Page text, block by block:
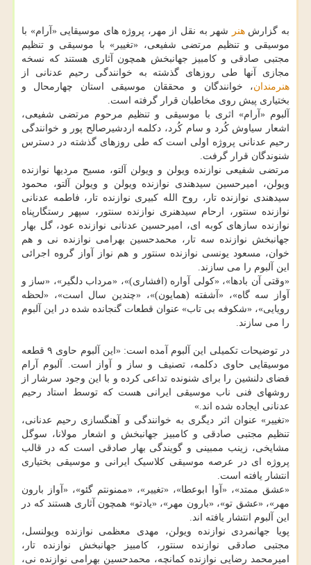
به گزارشهنر
شهر به نقل از مهر، پروژه های موسیقایی «آرام» با
موسیقی و تنظیم مرتضی شفیعی، «تغییر» با موسیقی و تنظیم
مجتبی صادقی و کامبیز جهانبخش همچون آثاری هستند که نسخه
مجازی آنها طی روزهای گذشته به خوانندگی رحیم عدنانی از
هنرمندان، خوانندگان و محققان موسیقی استان چهارمحال و
بختیاری پیش روی مخاطبان قرار گرفته است.
آلبوم «آرام» اثری با موسیقی و تنظیم مرحوم مرتضی شفیعی،
اشعار سیاوش کُرد و سام کُرد، دکلمه اردشیرصالح پور و خوانندگی
رحیم عدنانی پروژه اولی است که طی روزهای گذشته در دسترس
شنوندگان قرار گرفت.
مرتضی شفیعی نوازنده ویولن و ویولن آلتو، مسیح مردیها نوازنده
ویولن، امیرحسین سیدهندی نوازنده ویولن و ویولن آلتو، محمود
سیدهندی نوازنده تار، روح الله کبیری نوازنده تار، فاطمه عدنانی
نوازنده سنتور، ارحام سیدهنری نوازنده سنتور، سپهر رستگارپناه
نوازنده سازهای کوبه ای، امیرحسین عدنانی نوازنده عود، گل بهار
جهانبخش نوازنده سه تار، محمدحسین بهرامی نوازنده نی و هم
خوان، مسعود یونسی نوازنده سنتور و هم نواز آواز گروه اجرائی
این آلبوم را می سازند.
«وقتی آن بادها»، «کولی آواره (افشاری)»، «مرداب دلگیر»، «ساز و
آواز سه گاه»، «آشفته (همایون)»، «چندین سال است»، «لحظه
رویایی»، «شکوفه بی تاب» عنوان قطعات گنجانده شده در این آلبوم
را می سازند.
در توضیحات تکمیلی این آلبوم آمده است: «این آلبوم حاوی ۹ قطعه
موسیقایی حاوی دکلمه، تصنیف و ساز و آواز است. آلبوم آرام
فضای دلنشین را برای شنونده تداعی کرده و با این وجود سرشار از
روشهای فنی ناب موسیقی ایرانی هست که توسط استاد رحیم
عدنانی ایجاده شده اند.»
«تغییر» عنوان اثر دیگری به خوانندگی و آهنگسازی رحیم عدنانی،
تنظیم مجتبی صادقی و کامبیز جهانبخش و اشعار مولانا، سوگل
مشایخی، زینب ممبینی و گویندگی بهار صادقی است که در قالب
پروژه ای در عرصه موسیقی کلاسیک ایرانی و موسیقی بختیاری
انتشار یافته است.
«عشق ممتد»، «آوا ابوعطا»، «تغییر»، «ممنونتم گئو»، «آواز بارون
مهر»، «عشق تو»، «بارون مهر»، «یادتو» همچون آثاری هستند که در
این آلبوم انتشار یافته اند.
پویا جهانمردی نوازنده ویولن، مهدی معظمی نوازنده ویولنسل،
مجتبی صادقی نوازنده سنتور، کامبیز جهانبخش نوازنده تار،
امیرمحمد رضایی نوازنده کمانچه، محمدحسین بهرامی نوازنده نی،